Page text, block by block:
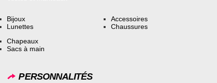
Bijoux
Lunettes
Accessoires
Chaussures
Chapeaux
Sacs à main
PERSONNALITÉS